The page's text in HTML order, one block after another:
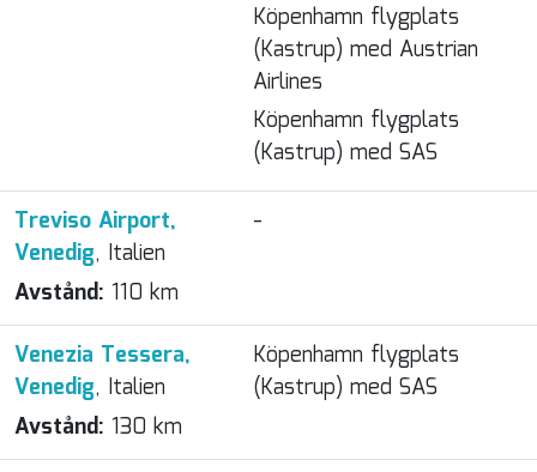
Köpenhamn flygplats
(Kastrup) med Austrian
Airlines
Köpenhamn flygplats
(Kastrup) med SAS
Treviso Airport,
Venedig, Italien
Avstånd: 110 km
-
Venezia Tessera,
Venedig, Italien
Avstånd: 130 km
Köpenhamn flygplats
(Kastrup) med SAS